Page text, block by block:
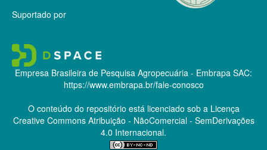
Suportado por
Empresa Brasileira de Pesquisa Agropecuária - Embrapa SAC:
https://www.embrapa.br/fale-conosco
O conteúdo do repositório está licenciado sob a Licença
Creative CommonsAtribuição - NãoComercial - SemDerivações
4.0 Internacional.